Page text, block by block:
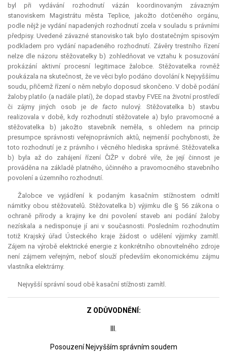
byl při vydávání rozhodnutí vázán koordinovaným závazným
stanoviskem Magistrátu města Teplice, jakožto dotčeného orgánu,
podle nějž je vydání napadených rozhodnutí zcela v souladu s právními
předpisy. Uvedené závazné stanovisko tak bylo dostatečným spisovým
podkladem pro vydání napadeného rozhodnutí. Závěry trestního řízení
nelze dle názoru stěžovatelky b) zohledňovat ve vztahu k posuzování
prokázání aktivní procesní legitimace žalobce. Stěžovatelka rovněž
poukázala na skutečnost, že ve věci bylo podáno dovolání k Nejvyššímu
soudu, přičemž řízení o něm nebylo doposud skončeno. V době podání
žaloby platilo (a nadále platí), že dopad stavby FVEE na životní prostředí
či zájmy jiných osob je de facto nulový. Stěžovatelka b) stavbu
realizovala v době, kdy rozhodnutí stěžovatele a) bylo pravomocné a
stěžovatelka b) jakožto stavebník neměla, s ohledem na princip
presumpce správnosti veřejnoprávních aktů, nejmenší pochybnosti, že
toto rozhodnutí je z právního i věcného hlediska správné. Stěžovatelka
b) byla až do zahájení řízení ČIŽP v dobré víře, že její činnost je
prováděna na základě platného, účinného a pravomocného stavebního
povolení a územního rozhodnutí.
Žalobce ve vyjádření k podaným kasačním stížnostem odmítl
námitky obou stěžovatelů. Stěžovatelka b) výjimku dle § 56 zákona o
ochraně přírody a krajiny ke dni povolení staveb ani podání žaloby
nezískala a nedisponuje jí ani v současnosti. Posledním rozhodnutím
totiž Krajský úřad Ústeckého kraje žádost o udělení výjimky zamítl.
Zájem na výrobě elektrické energie z konkrétního obnovitelného zdroje
není zájmem veřejným, neboť slouží především ekonomickému zájmu
vlastníka elektrárny.
Nejvyšší správní soud obě kasační stížnosti zamítl.
Z ODŮVODNĚNÍ:
III.
Posouzení Nejvyšším správním soudem